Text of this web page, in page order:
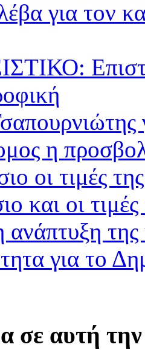
για τον
η
οι τιμές
και οι
της
για το
σε αυτή